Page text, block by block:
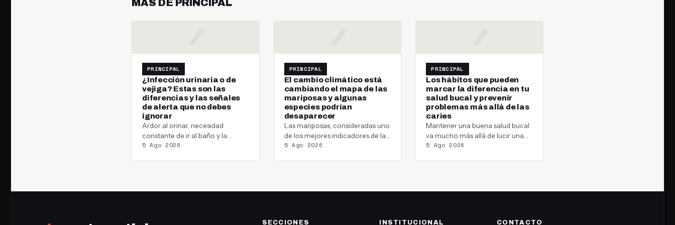
MÁS DE PRINCIPAL
PRINCIPAL
¿Infección urinaria o de
vejiga? Estas son las
diferencias y las señales
de alerta que no debes
ignorar
Ardor al orinar, necesidad
constante de ir al baño y la
sensación de no vaciar por…
5 Ago 2026
PRINCIPAL
El cambio climático está
cambiando el mapa de las
mariposas y algunas
especies podrían
desaparecer
Las mariposas, consideradas uno
de los mejores indicadores de la
salud de los ecosistemas, están
5 Ago 2026
PRINCIPAL
Los hábitos que pueden
marcar la diferencia en tu
salud bucal y prevenir
problemas más allá de las
caries
Mantener una buena salud bucal
va mucho más allá de lucir una
sonrisa blanca o evitar…
5 Ago 2026
SECCIONES INSTITUCIONAL CONTACTO